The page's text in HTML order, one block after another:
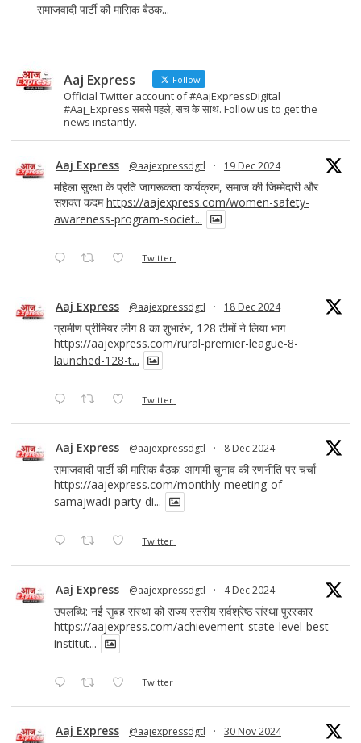
समाजवादी पार्टी की मासिक बैठक...
Aaj Express Follow
Official Twitter account of #AajExpressDigital
#Aaj_Express सबसे पहले, सच के साथ. Follow us to get the
news instantly.
Aaj Express @aajexpressdgtl · 19 Dec 2024
महिला सुरक्षा के प्रति जागरूकता कार्यक्रम, समाज की जिम्मेदारी और
सशक्त कदमhttps://aajexpress.com/women-safety-
awareness-program-societ...
Twitter
Aaj Express @aajexpressdgtl · 18 Dec 2024
ग्रामीण प्रीमियर लीग 8 का शुभारंभ, 128 टीमों ने लिया भाग
https://aajexpress.com/rural-premier-league-8-
launched-128-t...
Twitter
Aaj Express @aajexpressdgtl · 8 Dec 2024
समाजवादी पार्टी की मासिक बैठक: आगामी चुनाव की रणनीति पर चर्चा
https://aajexpress.com/monthly-meeting-of-
samajwadi-party-di...
Twitter
Aaj Express @aajexpressdgtl · 4 Dec 2024
उपलब्धि: नई सुबह संस्था को राज्य स्तरीय सर्वश्रेष्ठ संस्था पुरस्कार
https://aajexpress.com/achievement-state-level-best-
institut...
Twitter
Aaj Express @aajexpressdgtl · 30 Nov 2024